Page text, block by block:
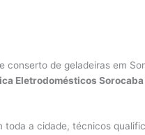
conserto de geladeiras em
Eletrodomésticos Sorocaba
toda a cidade, técnicos